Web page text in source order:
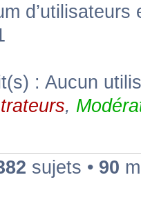
: Aucun
,
sujets • 90